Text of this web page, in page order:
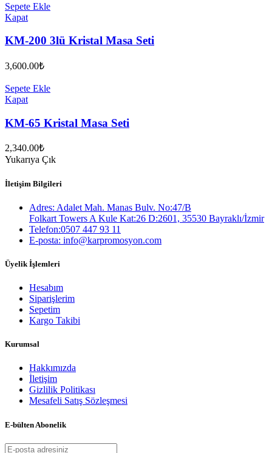
Sepete Ekle
Kapat
KM-200 3lü Kristal Masa Seti
3,600.00₺
Sepete Ekle
Kapat
KM-65 Kristal Masa Seti
2,340.00₺
Yukarıya Çık
İletişim Bilgileri
Adres: Adalet Mah. Manas Bulv. No:47/B
Folkart Towers A Kule Kat:26 D:2601, 35530 Bayraklı/İzmir
Telefon:0507 447 93 11
E-posta: info@karpromosyon.com
Üyelik İşlemleri
Hesabım
Siparişlerim
Sepetim
Kargo Takibi
Kurumsal
Hakkımızda
İletişim
Gizlilik Politikası
Mesafeli Satış Sözleşmesi
E-bülten Abonelik